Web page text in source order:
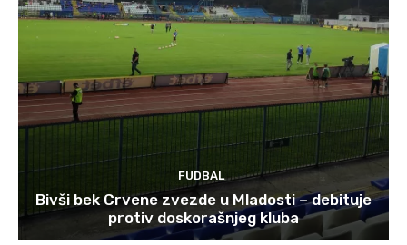
FUDBAL
Bivši bek Crvene zvezde u Mladosti – debituje
protiv doskorašnjeg kluba